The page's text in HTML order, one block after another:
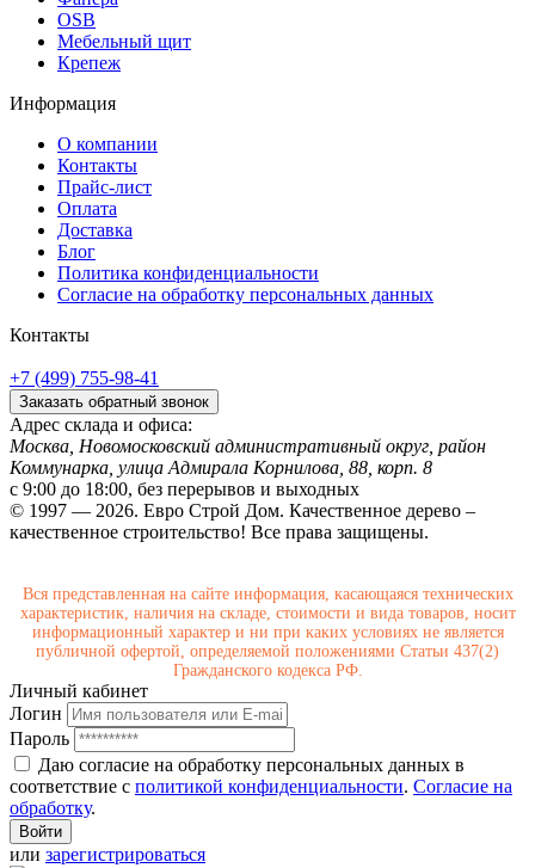
OSB
Мебельный щит
Крепеж
Информация
О компании
Контакты
Прайс-лист
Оплата
Доставка
Блог
Политика конфиденциальности
Согласие на обработку персональных данных
Контакты
+7 (499) 755-98-41
Заказать обратный звонок
Адрес склада и офиса:
Москва, Новомосковский административный округ, район
Коммунарка, улица Адмирала Корнилова, 88, корп. 8
с 9:00 до 18:00, без перерывов и выходных
© 1997 — 2026. Евро Строй Дом. Качественное дерево –
качественное строительство! Все права защищены.
Вся представленная на сайте информация, касающаяся технических
характеристик, наличия на складе, стоимости и вида товаров, носит
информационный характер и ни при каких условиях не является
публичной офертой, определяемой положениями Статьи 437(2)
Гражданского кодекса РФ.
Личный кабинет
Логин
Пароль
Даю согласие на обработку персональных данных в
соответствие с политикой конфиденциальности. Согласие на
обработку.
или зарегистрироваться